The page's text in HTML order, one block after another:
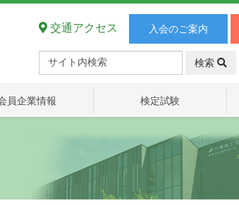
交通アクセス 入会のご案内
検索
員企業情報 検定試験